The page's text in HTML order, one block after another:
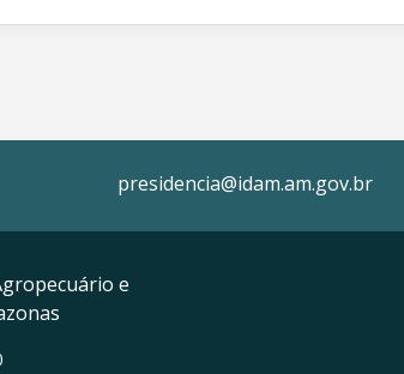
presidencia@idam.am.gov.br
e